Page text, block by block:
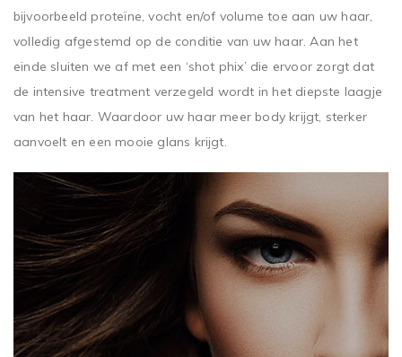
bijvoorbeeld proteïne, vocht en/of volume toe aan uw haar,
volledig afgestemd op de conditie van uw haar. Aan het
einde sluiten we af met een ‘shot phix’ die ervoor zorgt dat
de intensive treatment verzegeld wordt in het diepste laagje
van het haar. Waardoor uw haar meer body krijgt, sterker
aanvoelt en een mooie glans krijgt.